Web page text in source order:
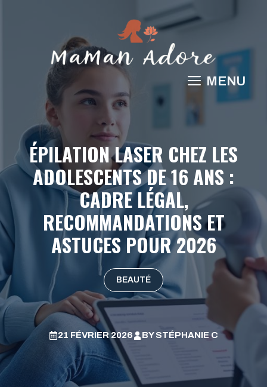
MENU
ÉPILATION LASER CHEZ LES
ADOLESCENTS DE 16 ANS :
CADRE LÉGAL,
RECOMMANDATIONS ET
ASTUCES POUR 2026
BEAUTÉ
21 FÉVRIER 2026 BYSTÉPHANIE C